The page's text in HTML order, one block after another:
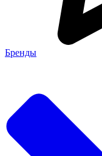
Бренды